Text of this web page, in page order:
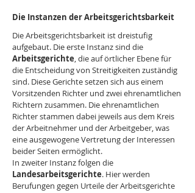
Die Instanzen der Arbeitsgerichtsbarkeit
Die Arbeitsgerichtsbarkeit ist dreistufig
aufgebaut. Die erste Instanz sind die
Arbeitsgerichte, die auf örtlicher Ebene für
die Entscheidung von Streitigkeiten zuständig
sind. Diese Gerichte setzen sich aus einem
Vorsitzenden Richter und zwei ehrenamtlichen
Richtern zusammen. Die ehrenamtlichen
Richter stammen dabei jeweils aus dem Kreis
der Arbeitnehmer und der Arbeitgeber, was
eine ausgewogene Vertretung der Interessen
beider Seiten ermöglicht.
In zweiter Instanz folgen die
Landesarbeitsgerichte. Hier werden
Berufungen gegen Urteile der Arbeitsgerichte